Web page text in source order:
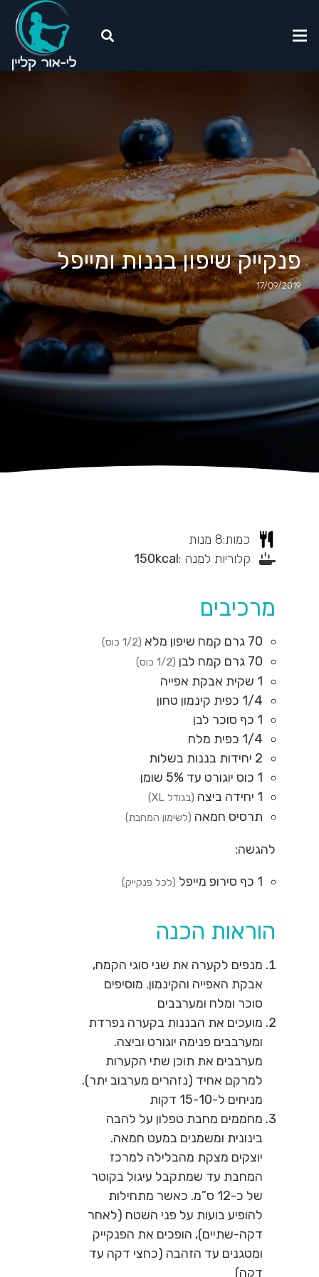
מתכונים בריאים
פנקייק שיפון בננות ומייפל
17/09/2019
כמות:8 מנות
קלוריות למנה :
150kcal
מרכיבים
70 גרם קמח שיפון מלא (1/2 כוס)
70 גרם קמח לבן (1/2 כוס)
1 שקית אבקת אפייה
1/4 כפית קינמון טחון
1 כף סוכר לבן
1/4 כפית מלח
2 יחידות בננות בשלות
1 כוס יוגורט עד 5% שומן
1 יחידה ביצה (בגודל XL)
תרסיס חמאה (לשימון המחבת)
להגשה:
1 כף סירופ מייפל (לכל פנקייק)
הוראות הכנה
מנפים לקערה את שני סוגי הקמח,
אבקת האפייה והקינמון. מוסיפים
סוכר ומלח ומערבבים
מועכים את הבננות בקערה נפרדת
ומערבבים פנימה יוגורט וביצה.
מערבבים את תוכן שתי הקערות
למרקם אחיד (נזהרים מערבוב יתר).
מניחים ל-15-10 דקות
מחממים מחבת טפלון על להבה
בינונית ומשמנים במעט חמאה.
יוצקים מצקת מהבלילה למרכז
המחבת עד שמתקבל עיגול בקוטר
של כ-12 ס”מ. כאשר מתחילות
להופיע בועות על פני השטח (לאחר
דקה-שתיים), הופכים את הפנקייק
ומטגנים עד הזהבה (כחצי דקה עד
דקה)